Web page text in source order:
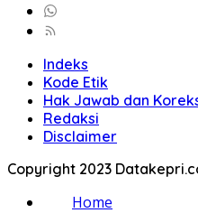
Indeks
Kode Etik
Hak Jawab dan
Redaksi
Disclaimer
Copyright 2023
Home